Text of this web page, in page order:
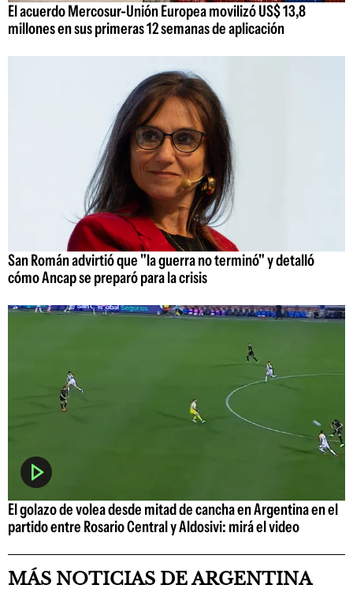
El acuerdo Mercosur-Unión Europea movilizó US$ 13,8
millones en sus primeras 12 semanas de aplicación
San Román advirtió que "la guerra no terminó" y detalló
cómo Ancap se preparó para la crisis
El golazo de volea desde mitad de cancha en Argentina en el
partido entre Rosario Central y Aldosivi: mirá el video
MÁS NOTICIAS DE ARGENTINA